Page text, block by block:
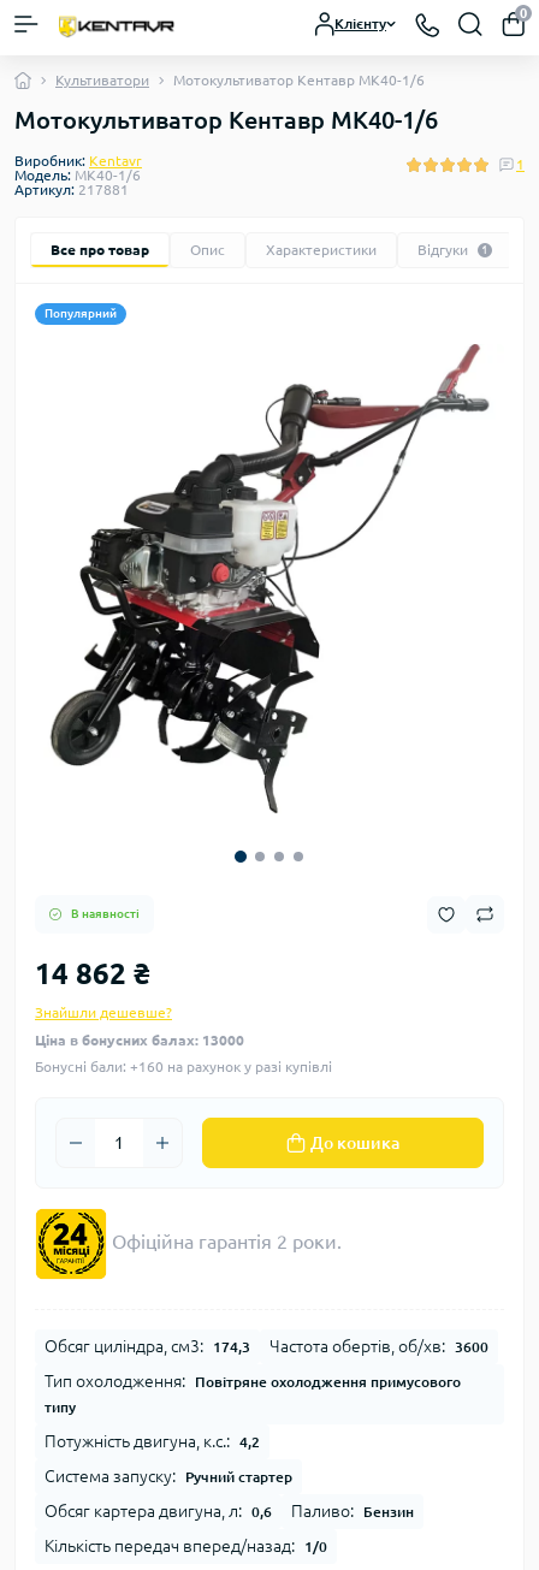
Клієнту
0
Культиватори Мотокультиватор Кентавр МK40-1/6
Мотокультиватор Кентавр МK40-1/6
Виробник: Kentavr
Модель: МK40-1/6
Артикул: 217881
1
Все про товар Опис Характеристики Відгуки 1
Популярний
В наявності
14 862 ₴
Знайшли дешевше?
Ціна в бонусних балах: 13000
Бонусні бали: +160 на рахунок у разі купівлі
До кошика
Офіційна гарантія 2 роки.
Обсяг циліндра, см3: 174,3 Частота обертів, об/хв: 3600
Тип охолодження:
Повітряне охолодження примусового
типу
Потужність двигуна, к.с.: 4,2
Система запуску: Ручний стартер
Обсяг картера двигуна, л: 0,6 Паливо: Бензин
Кількість передач вперед/назад: 1/0